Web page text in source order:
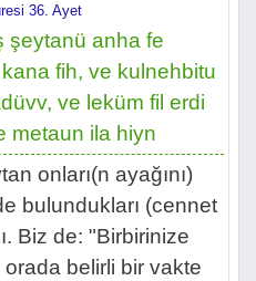
36. Ayet
şeytanü anha fe
fih, ve kulnehbitu
ve leküm fil erdi
metaun ila hiyn
onları(n ayağını)
bulundukları (cennet
Biz de: "Birbirinize
belirli bir vakte